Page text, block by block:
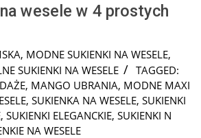
wesele w 4 prostych
, MODNE SUKIENKI NA WESELE,
SUKIENKI NA WESELE
TAGGED:
, MANGO UBRANIA, MODNE MAXI
, SUKIENKA NA WESELE, SUKIENKI
, SUKIENKI ELEGANCKIE, SUKIENKI N
NA WESELE